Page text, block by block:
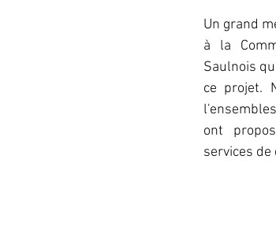
Un grand
à la
Saulnois
ce projet.
ont
services de